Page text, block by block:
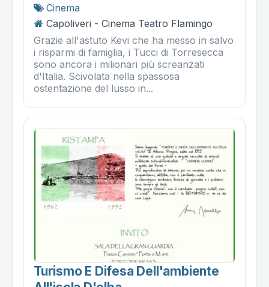
Cinema
Capoliveri - Cinema Teatro Flamingo
Grazie all'astuto Kevi che ha messo in salvo
i risparmi di famiglia, i Tucci di Torresecca
sono ancora i milionari più screanzati
d'Italia. Scivolata nella spassosa
ostentazione del lusso in...
Turismo E Difesa Dell'ambiente